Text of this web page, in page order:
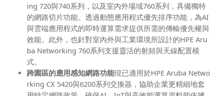
ing 720與740系列，以及室內外場域760系列，具備獨特
的網路切片功能。透過動態應用程式優先排序功能，為AI
與雲端應用程式的即時運算需求提供所需的傳輸優先權與
效能。此外，也針對室內外與工業環境所設計的HPE Aru
ba Networking 760系列支援靈活的射頻與天線配置模
式。
跨園區的應用感知網路功能現已適用於HPE Aruba Netwo
rking CX 5420與6200系列交換器，協助企業更精細地套